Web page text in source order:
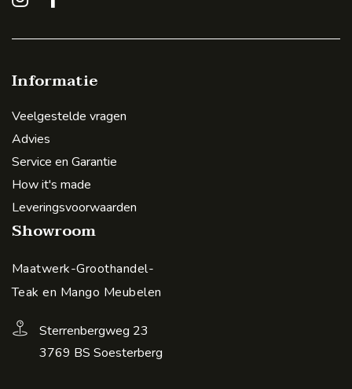
Informatie
Veelgestelde vragen
Advies
Service en Garantie
How it's made
Leveringsvoorwaarden
Showroom
Maatwerk-Groothandel-
Teak en Mango Meubelen
Sterrenbergweg 23
3769 BS Soesterberg